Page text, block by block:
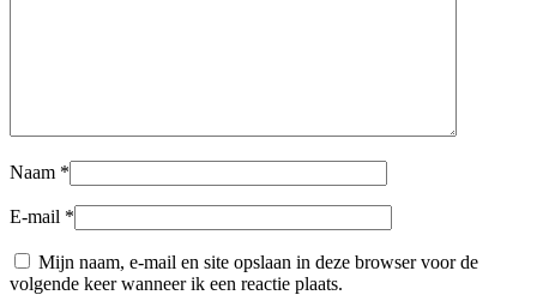
Naam *
E-mail *
Mijn naam, e-mail en site opslaan in deze browser voor de
volgende keer wanneer ik een reactie plaats.